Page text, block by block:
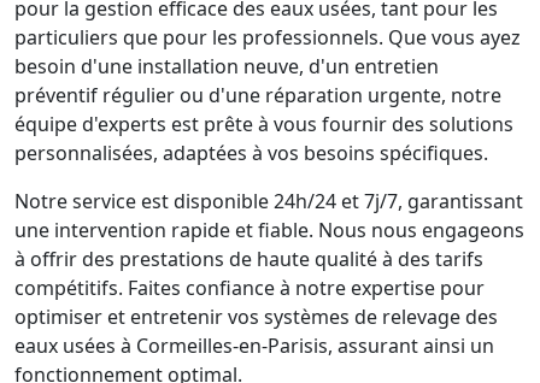
pour la gestion efficace des eaux usées, tant pour les
particuliers que pour les professionnels. Que vous ayez
besoin d'une installation neuve, d'un entretien
préventif régulier ou d'une réparation urgente, notre
équipe d'experts est prête à vous fournir des solutions
personnalisées, adaptées à vos besoins spécifiques.
Notre service est disponible 24h/24 et 7j/7, garantissant
une intervention rapide et fiable. Nous nous engageons
à offrir des prestations de haute qualité à des tarifs
compétitifs. Faites confiance à notre expertise pour
optimiser et entretenir vos systèmes de relevage des
eaux usées à Cormeilles-en-Parisis, assurant ainsi un
fonctionnement optimal.